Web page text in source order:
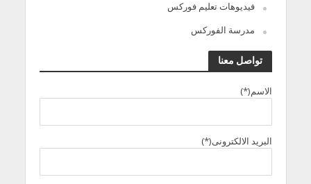
فيديوهات تعليم فوركس
مدرسة الفوركس
تواصل معنا
الاسم(*)
البريد الالكترونى(*)